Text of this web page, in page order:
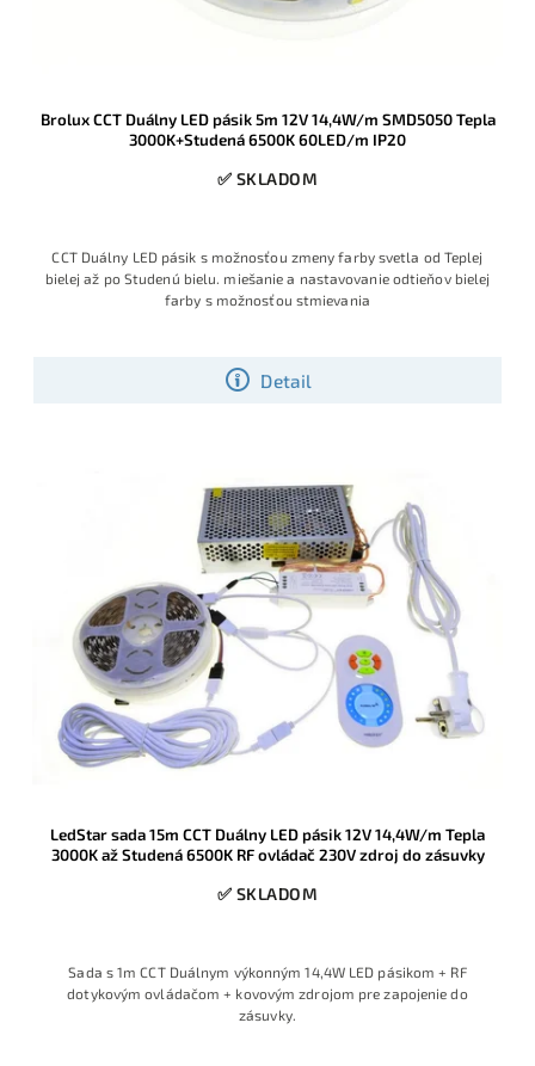
Brolux CCT Duálny LED pásik 5m 12V 14,4W/m SMD5050 Tepla
3000K+Studená 6500K 60LED/m IP20
✅ SKLADOM
Detail
CCT Duálny LED pásik s možnosťou zmeny farby svetla od Teplej
bielej až po Studenú bielu. miešanie a nastavovanie odtieňov bielej
farby s možnosťou stmievania
LedStar sada 15m CCT Duálny LED pásik 12V 14,4W/m Tepla
3000K až Studená 6500K RF ovládač 230V zdroj do zásuvky
✅ SKLADOM
Sada s 1m CCT Duálnym výkonným 14,4W LED pásikom + RF
dotykovým ovládačom + kovovým zdrojom pre zapojenie do
zásuvky.